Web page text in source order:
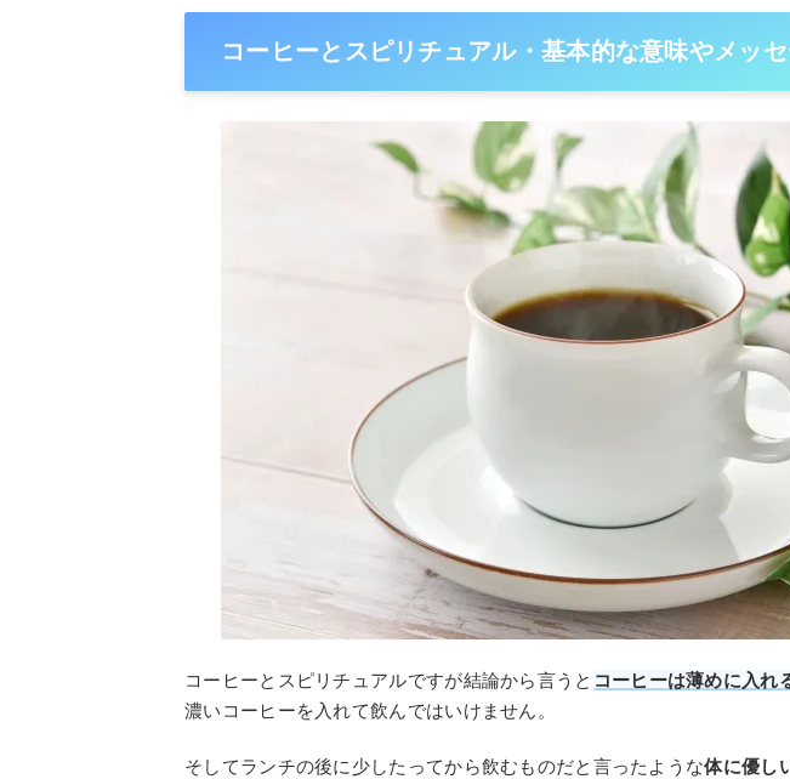
コーヒーとスピリチュアル・基本的な意味やメッ
コーヒーとスピリチュアルですが結論から言うと コーヒーは薄めに入れ
濃いコーヒーを入れて飲んではいけません。
そしてランチの後に少したってから飲むものだと言ったような体に優し